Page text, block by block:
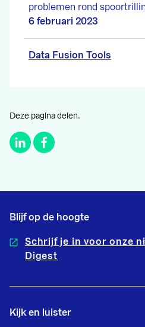
problemen rond
6 februari 2023
Data Fusion Tools
Deze pagina delen.
Blijf op de hoogte
Schrijf je in voor onze
Digest
Kijk en luister